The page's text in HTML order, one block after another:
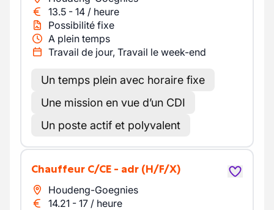
13.5 - 14 / heure
Possibilité fixe
A plein temps
Travail de jour, Travail le week-end
Un temps plein avec horaire fixe
Une mission en vue d’un CDI
Un poste actif et polyvalent
chauffeur C/CE - adr (H/F/X)
Houdeng-Goegnies
14.21 - 17 / heure